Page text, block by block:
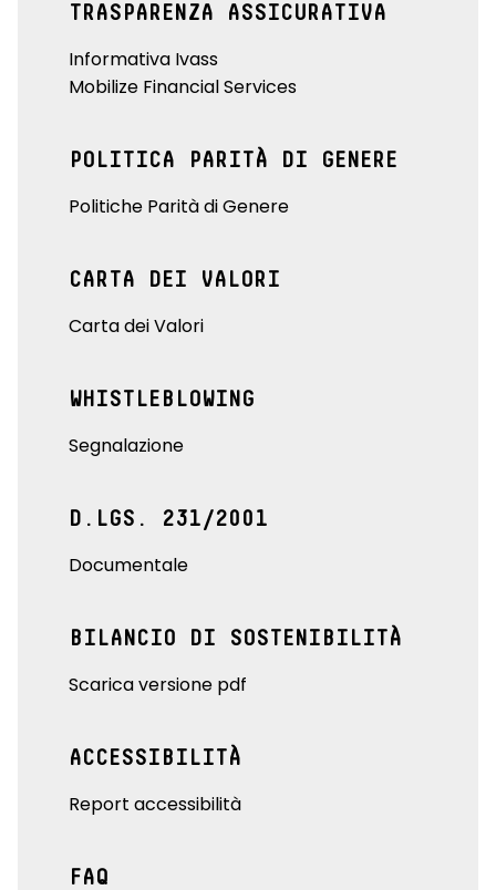
TRASPARENZA ASSICURATIVA
Informativa Ivass
Mobilize Financial Services
POLITICA PARITÀ DI GENERE
Politiche Parità di Genere
CARTA DEI VALORI
Carta dei Valori
WHISTLEBLOWING
Segnalazione
D.LGS. 231/2001
Documentale
BILANCIO DI SOSTENIBILITÀ
Scarica versione pdf
ACCESSIBILITÀ
Report accessibilità
FAQ